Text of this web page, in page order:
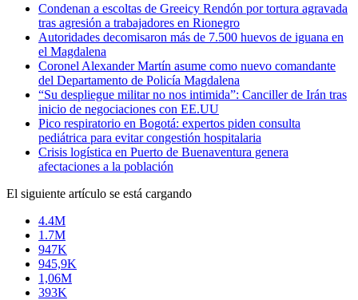
Condenan a escoltas de Greeicy Rendón por tortura agravada
tras agresión a trabajadores en Rionegro
Autoridades decomisaron más de 7.500 huevos de iguana en
el Magdalena
Coronel Alexander Martín asume como nuevo comandante
del Departamento de Policía Magdalena
“Su despliegue militar no nos intimida”: Canciller de Irán tras
inicio de negociaciones con EE.UU
Pico respiratorio en Bogotá: expertos piden consulta
pediátrica para evitar congestión hospitalaria
Crisis logística en Puerto de Buenaventura genera
afectaciones a la población
El siguiente artículo se está cargando
4.4M
1.7M
947K
945,9K
1,06M
393K